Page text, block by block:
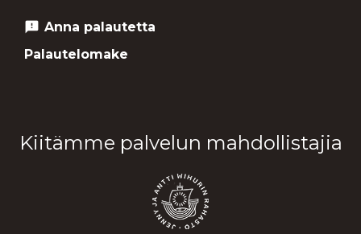
feedback Anna palautetta
Palautelomake
Kiitämme palvelun mahdollistajia